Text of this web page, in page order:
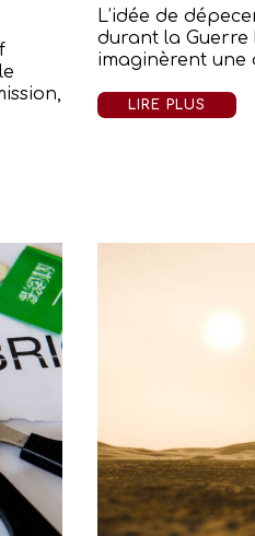
L’idée de
durant la Guerre
imaginèrent une
LIRE PLUS